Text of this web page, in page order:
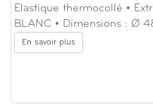
Elastique thermocollé •
BLANC • Dimensions : Ø
En savoir plus